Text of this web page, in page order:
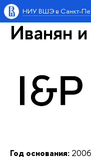
НИУ ВШЭ в Санкт-
Иванян
Год основания: 2006